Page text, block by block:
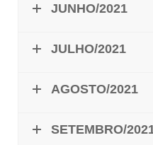
JUNHO/2021
JULHO/2021
AGOSTO/2021
SETEMBRO/